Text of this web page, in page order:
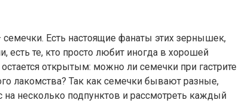
Есть настоящие фанаты этих зернышек,
те, кто просто любит иногда в хорошей
открытым: можно ли семечки при гастрите
лакомства? Так как семечки бывают разные,
на несколько подпунктов и рассмотреть каждый